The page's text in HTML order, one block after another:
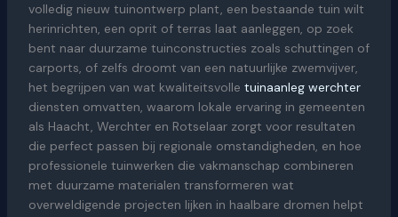
volledig nieuw tuinontwerp plant, een bestaande tuin wilt
herinrichten, een oprit of terras laat aanleggen, op zoek
bent naar duurzame tuinconstructies zoals schuttingen of
carports, of zelfs droomt van een natuurlijke zwemvijver,
het begrijpen van wat kwaliteitsvolle tuinaanleg werchter
diensten omvatten, waarom lokale ervaring in gemeenten
als Haacht, Werchter en Rotselaar zorgt voor resultaten
die perfect passen bij regionale omstandigheden, en hoe
professionele tuinwerken die vakmanschap combineren
met duurzame materialen transformeren wat
overweldigende projecten lijken in haalbare dromen helpt